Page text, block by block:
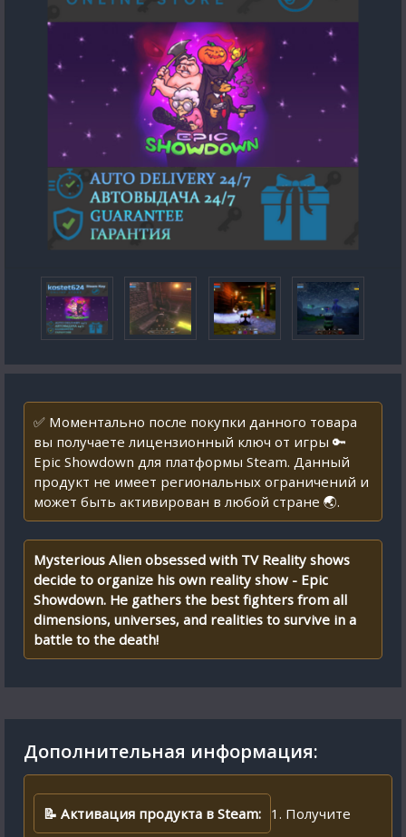
✅ Моментально после покупки данного товара
вы получаете лицензионный ключ от игры 🔑
Epic Showdown для платформы Steam. Данный
продукт не имеет региональных ограничений и
может быть активирован в любой стране 🌏.
Mysterious Alien obsessed with TV Reality shows
decide to organize his own reality show - Epic
Showdown. He gathers the best fighters from all
dimensions, universes, and realities to survive in a
battle to the death!
Дополнительная информация:
📝 Активация продукта в Steam: 1. Получите